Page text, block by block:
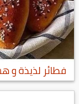
فطائر لذيذة و